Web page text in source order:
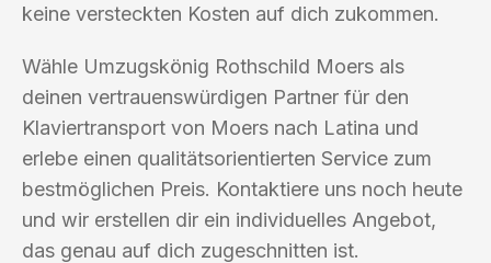
keine versteckten Kosten auf dich zukommen.
Wähle Umzugskönig Rothschild Moers als
deinen vertrauenswürdigen Partner für den
Klaviertransport von Moers nach Latina und
erlebe einen qualitätsorientierten Service zum
bestmöglichen Preis. Kontaktiere uns noch heute
und wir erstellen dir ein individuelles Angebot,
das genau auf dich zugeschnitten ist.